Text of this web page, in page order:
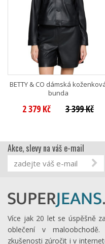
BETTY & CO dámská
bunda
2 379 Kč 3 399 Kč
Akce, slevy na váš e-mail
Více jak 20 let se úspěšně
oblečení v
zkušenosti zúročit i v